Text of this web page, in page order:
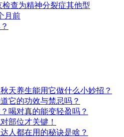
查为精神分裂症其他型
月前
天养生能用它做什么小妙招？
它的功效与禁忌吗？
喝对真的能变轻盈吗？
部位才关键！
人都在用的秘诀是啥？